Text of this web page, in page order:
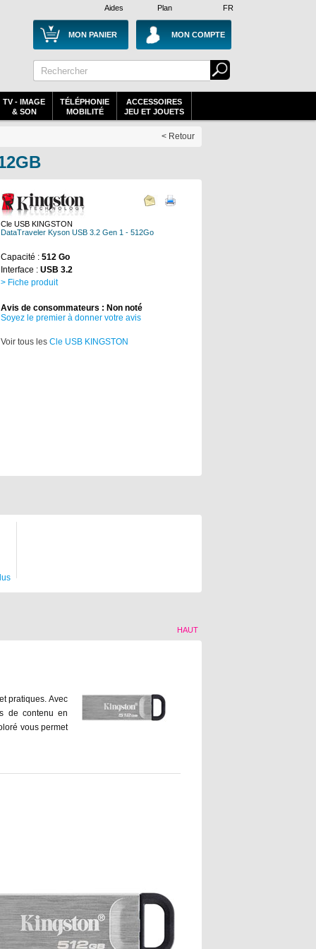
Plan
Aides FR
MON PANIER MON COMPTE
TV - IMAGE
& SON
TÉLÉPHONIE
MOBILITÉ
ACCESSOIRES
JEU ET JOUETS
< Retour
Cle USB KINGSTON
DataTraveler Kyson USB 3.2 Gen 1 - 512Go
Capacité : 512 Go
Interface : USB 3.2
> Fiche produit
Avis de consommateurs : Non noté
Soyez le premier à donner votre avis
Voir tous les Cle USB KINGSTON
HAUT
pratiques. Avec
de contenu en
vous permet